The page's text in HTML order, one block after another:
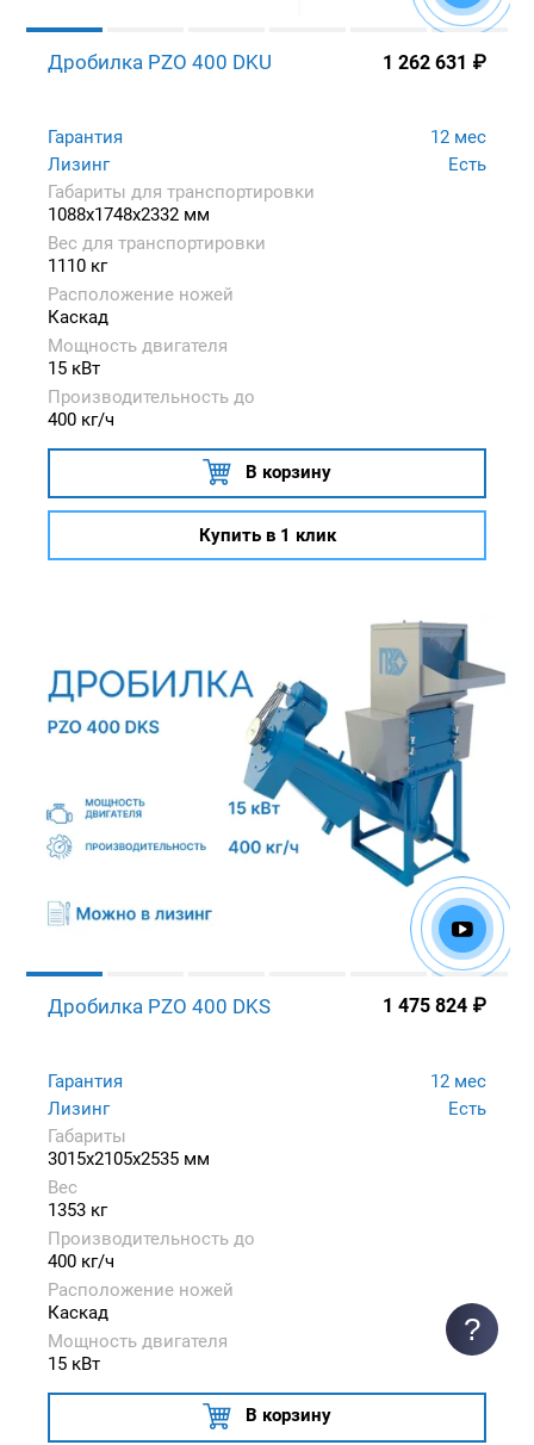
Дробилка PZO 400 DKU 1 262 631 ₽
Гарантия
12 мес
Лизинг
Есть
Габариты для транспортировки
1088x1748x2332 мм
Вес для транспортировки
1110 кг
Расположение ножей
Каскад
Мощность двигателя
15 кВт
Производительность до
400 кг/ч
В корзину
Купить в 1 клик
Дробилка PZO 400 DKS 1 475 824 ₽
Гарантия
12 мес
Лизинг
Есть
Габариты
3015x2105x2535 мм
Вес
1353 кг
Производительность до
400 кг/ч
Расположение ножей
Каскад
Мощность двигателя
15 кВт
В корзину
?